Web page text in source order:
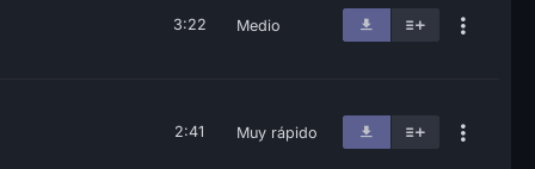
3:22 Medio
2:41 Muy rápido